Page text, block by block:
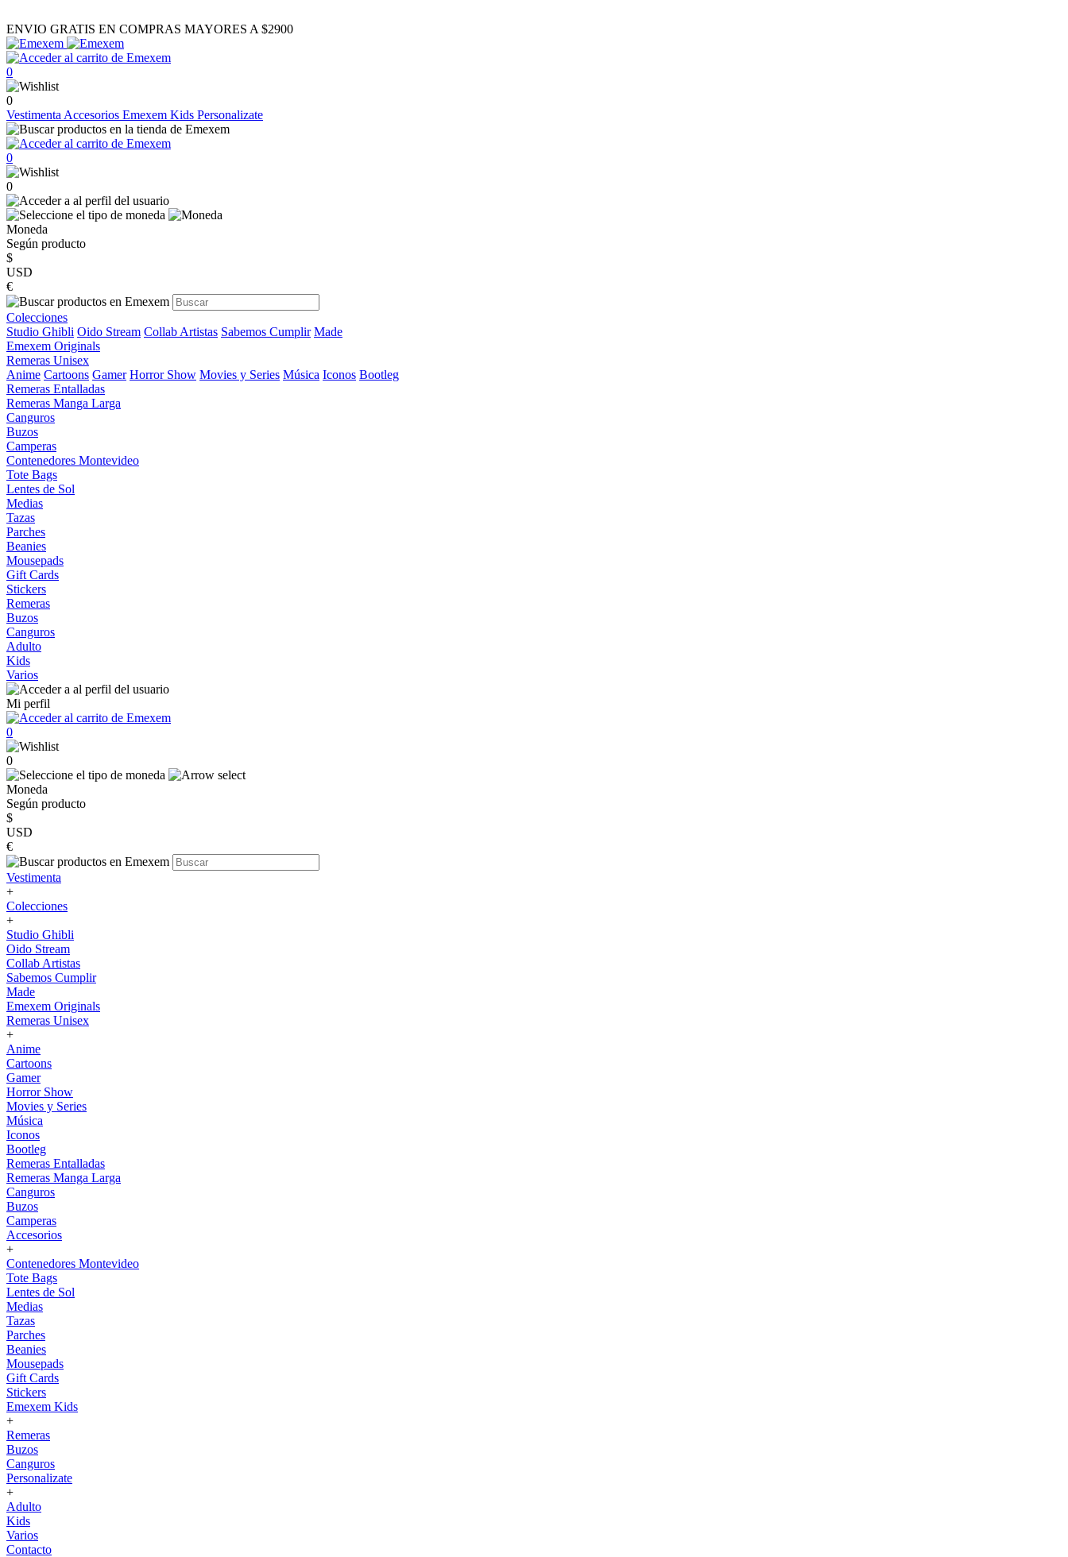
ENVIO GRATIS EN COMPRAS MAYORES A $2900
0
0
Vestimenta Accesorios Emexem Kids Personalizate
0
0
Moneda
Según producto
$
USD
€
Colecciones
Studio Ghibli Oido Stream Collab Artistas Sabemos Cumplir Made
Emexem Originals
Remeras Unisex
Anime Cartoons Gamer Horror Show Movies y Series Música Iconos Bootleg
Remeras Entalladas
Remeras Manga Larga
Canguros
Buzos
Camperas
Contenedores Montevideo
Tote Bags
Lentes de Sol
Medias
Tazas
Parches
Beanies
Mousepads
Gift Cards
Stickers
Remeras
Buzos
Canguros
Adulto
Kids
Varios
Mi perfil
0
0
Moneda
Según producto
$
USD
€
Vestimenta
+
Colecciones
+
Studio Ghibli
Oido Stream
Collab Artistas
Sabemos Cumplir
Made
Emexem Originals
Remeras Unisex
+
Anime
Cartoons
Gamer
Horror Show
Movies y Series
Música
Iconos
Bootleg
Remeras Entalladas
Remeras Manga Larga
Canguros
Buzos
Camperas
Accesorios
+
Contenedores Montevideo
Tote Bags
Lentes de Sol
Medias
Tazas
Parches
Beanies
Mousepads
Gift Cards
Stickers
Emexem Kids
+
Remeras
Buzos
Canguros
Personalizate
+
Adulto
Kids
Varios
Contacto